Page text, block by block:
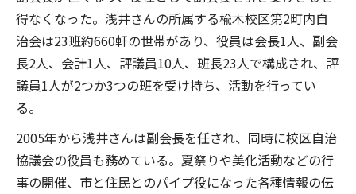
得なくなった。浅井さんの所属する楡木校区第2町内自
治会は23班約660軒の世帯があり、役員は会長1人、副会
長2人、会計1人、評議員10人、班長23人で構成され、評
議員1人が2つか3つの班を受け持ち、活動を行ってい
る。
2005年から浅井さんは副会長を任され、同時に校区自治
協議会の役員も務めている。夏祭りや美化活動などの行
事の開催、市と住民とのパイプ役になった各種情報の伝